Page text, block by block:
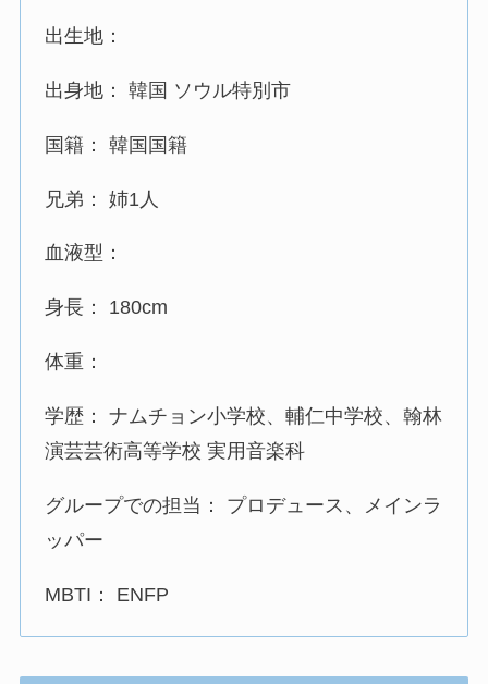
出生地：
出身地： 韓国 ソウル特別市
国籍： 韓国国籍
兄弟： 姉1人
血液型：
身長： 180cm
体重：
学歴： ナムチョン小学校、輔仁中学校、翰林
演芸芸術高等学校 実用音楽科
グループでの担当： プロデュース、メインラ
ッパー
MBTI： ENFP